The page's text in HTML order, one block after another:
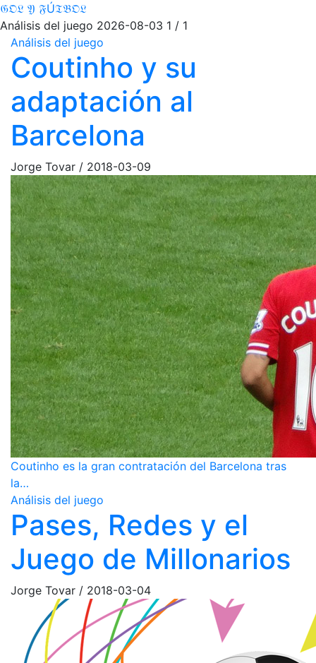
𝔊𝔒𝔏 𝔜 𝔉Ú𝔗𝔅𝔒𝔏
Análisis del juego 2026-08-03 1 / 1
Análisis del juego
Coutinho y su
adaptación al
Barcelona
Jorge Tovar / 2018-03-09
Coutinho es la gran contratación del Barcelona tras
la…
Análisis del juego
Pases, Redes y el
Juego de Millonarios
Jorge Tovar / 2018-03-04